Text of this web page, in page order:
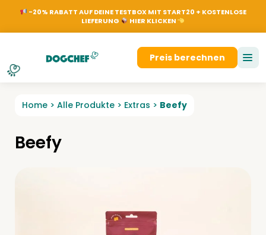
-20% RABATT AUF DEINE TESTBOX MIT START20 + KOSTENLOSE
LIEFERUNG
HIER KLICKEN
Preis berechnen
Anmelden
Home > Alle Produkte > Extras > Beefy
Beefy